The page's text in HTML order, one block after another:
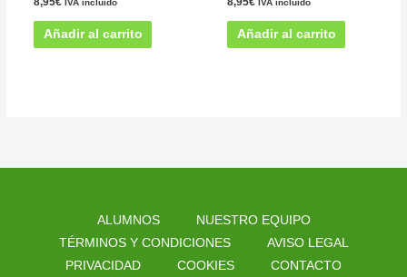
Añadir al carrito Añadir al carrito
ALUMNOS
NUESTRO EQUIPO
TÉRMINOS Y CONDICIONES
AVISO LEGAL
PRIVACIDAD
COOKIES CONTACTO